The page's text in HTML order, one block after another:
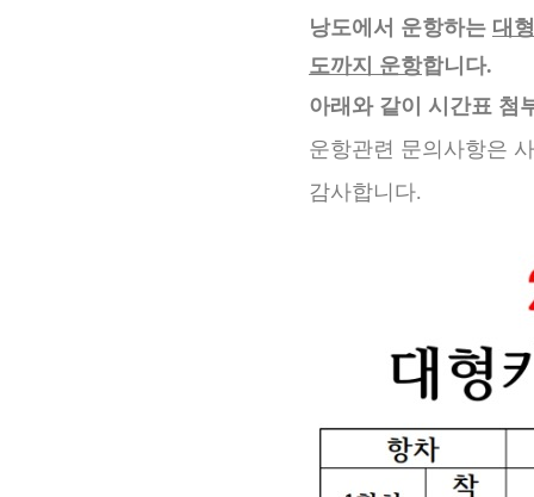
낭도에서 운항하는 대
도까지 운항합니다.
아래와 같이 시간표 첨
운항관련 문의사항은
감사합니다.